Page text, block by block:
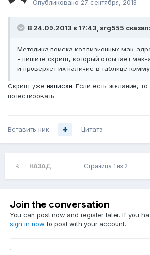
Опубликовано 27 сентября, 2013
В 24.09.2013 в 17:43, srg555 сказал:
Методика поиска коллизионных мак-
- пишите скрипт, который отсылает мак-
и проверяет их наличие в таблице
Скрипт уже написан. Если есть желание,
потестировать.
Вставить ник Цитата
НАЗАД Страница 1 из 2
Join the conversation
You can post now and register later. If you
sign in now to post with your account.